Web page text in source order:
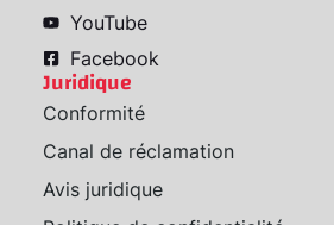
YouTube
Facebook
Juridique
Conformité
Canal de réclamation
Avis juridique